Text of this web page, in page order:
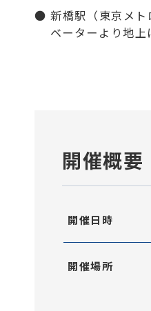
● 新橋駅（東京メト
ベーターより地上
開催概要
開催日時
開催場所